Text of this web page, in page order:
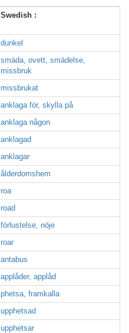
Swedish :
dunkel
smäda, ovett, smädelse,
missbruk
missbrukat
anklaga för, skylla på
anklaga någon
anklagad
anklagar
ålderdomshem
roa
road
förlustelse, nöje
roar
antabus
applåder, applåd
phetsa, framkalla
upphetsad
upphetsar